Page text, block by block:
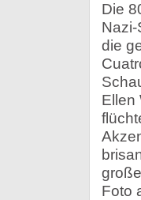
Die
die
Ellen
Foto